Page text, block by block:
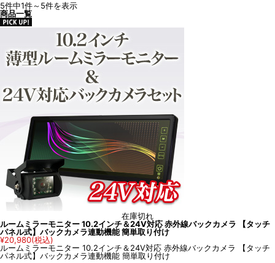
5件中1件～5件を表示
商品一覧
在庫切れ
ルームミラーモニター 10.2インチ＆24V対応 赤外線バックカメラ 【タッチ
パネル式】バックカメラ連動機能 簡単取り付け
¥20,980(税込)
ルームミラーモニター 10.2インチ＆24V対応 赤外線バックカメラ 【タッチ
パネル式】バックカメラ連動機能 簡単取り付け